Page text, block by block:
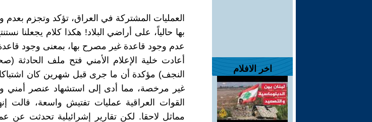
اخر الافلام
العمليات المشتركة في العراق، تؤكد وتجزم
بها حالياً، على أراضي البلاد! هكذا كلام يجعلنا
عدم وجود قاعدة غير مصرح بها، بمعنى وجود
أعادت خلية الإعلام الأمني فتح ملف الحادثة
النجف) مؤكدة أن ما جرى قبل شهرين كان
غير مرخصة، مما أدى إلى استشهاد عنصر أمني
القوات العراقية عمليات تفتيش واسعة، قالت
مماثل لاحقا. لكن تقارير إشرائيلية تحدثت عن